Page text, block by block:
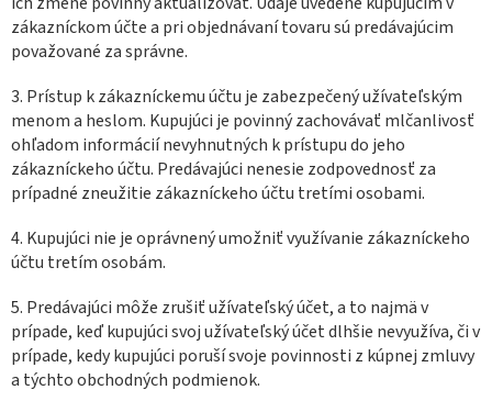
zákazníckom účte a pri objednávaní tovaru sú predávajúcim
považované za správne.
3. Prístup k zákazníckemu účtu je zabezpečený užívateľským
menom a heslom. Kupujúci je povinný zachovávať mlčanlivosť
ohľadom informácií nevyhnutných k prístupu do jeho
zákazníckeho účtu. Predávajúci nenesie zodpovednosť za
prípadné zneužitie zákazníckeho účtu tretími osobami.
4. Kupujúci nie je oprávnený umožniť využívanie zákazníckeho
účtu tretím osobám.
5. Predávajúci môže zrušiť užívateľský účet, a to najmä v
prípade, keď kupujúci svoj užívateľský účet dlhšie nevyužíva, či v
prípade, kedy kupujúci poruší svoje povinnosti z kúpnej zmluvy
a týchto obchodných podmienok.